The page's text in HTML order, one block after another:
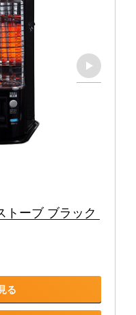
トーブ ブラック
る